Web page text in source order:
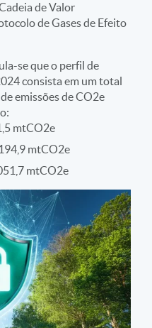
de Valor
de Gases de Efeito
se que o perfil de
consista em um total
emissões de CO2e
mtCO2e
mtCO2e
mtCO2e